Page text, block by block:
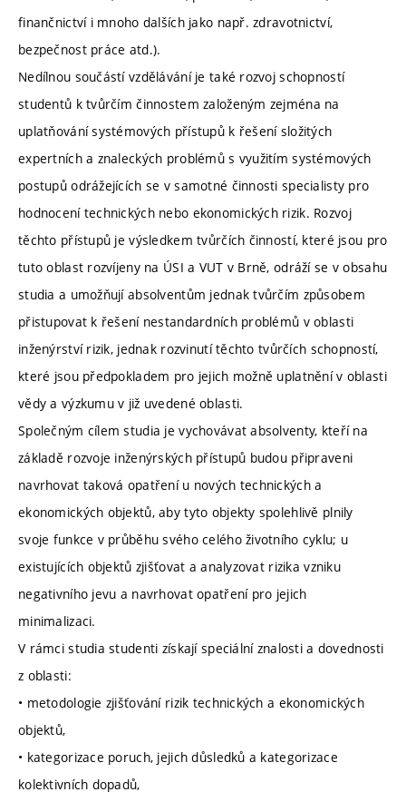
finančnictví i mnoho dalších jako např. zdravotnictví,
bezpečnost práce atd.).
Nedílnou součástí vzdělávání je také rozvoj schopností
studentů k tvůrčím činnostem založeným zejména na
uplatňování systémových přístupů k řešení složitých
expertních a znaleckých problémů s využitím systémových
postupů odrážejících se v samotné činnosti specialisty pro
hodnocení technických nebo ekonomických rizik. Rozvoj
těchto přístupů je výsledkem tvůrčích činností, které jsou pro
tuto oblast rozvíjeny na ÚSI a VUT v Brně, odráží se v obsahu
studia a umožňují absolventům jednak tvůrčím způsobem
přistupovat k řešení nestandardních problémů v oblasti
inženýrství rizik, jednak rozvinutí těchto tvůrčích schopností,
které jsou předpokladem pro jejich možně uplatnění v oblasti
vědy a výzkumu v již uvedené oblasti.
Společným cílem studia je vychovávat absolventy, kteří na
základě rozvoje inženýrských přístupů budou připraveni
navrhovat taková opatření u nových technických a
ekonomických objektů, aby tyto objekty spolehlivě plnily
svoje funkce v průběhu svého celého životního cyklu; u
existujících objektů zjišťovat a analyzovat rizika vzniku
negativního jevu a navrhovat opatření pro jejich
minimalizaci.
V rámci studia studenti získají speciální znalosti a dovednosti
z oblasti:
• metodologie zjišťování rizik technických a ekonomických
objektů,
• kategorizace poruch, jejich důsledků a kategorizace
kolektivních dopadů,